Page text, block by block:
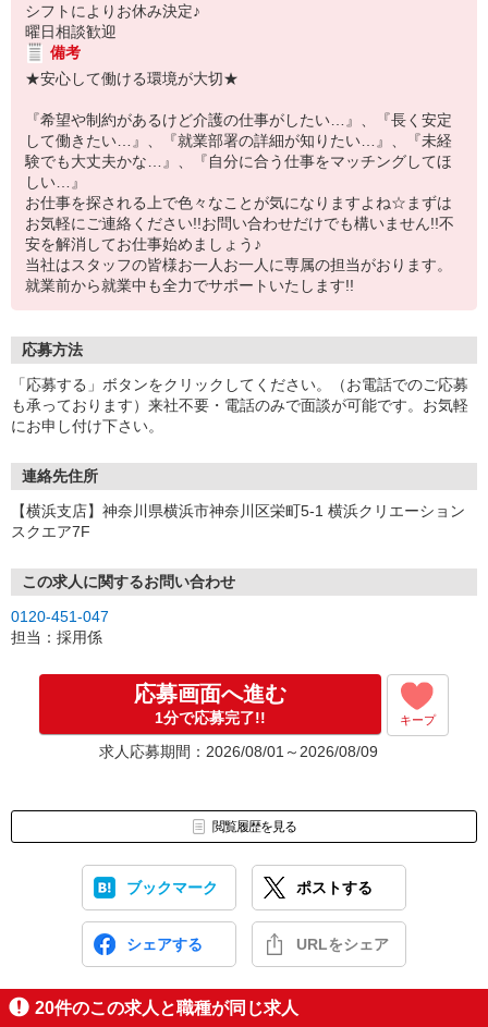
シフトによりお休み決定♪
曜日相談歓迎
備考
★安心して働ける環境が大切★
『希望や制約があるけど介護の仕事がしたい…』、『長く安定
して働きたい…』、『就業部署の詳細が知りたい…』、『未経
験でも大丈夫かな…』、『自分に合う仕事をマッチングしてほ
しい…』
お仕事を探される上で色々なことが気になりますよね☆まずは
お気軽にご連絡ください!!お問い合わせだけでも構いません!!不
安を解消してお仕事始めましょう♪
当社はスタッフの皆様お一人お一人に専属の担当がおります。
就業前から就業中も全力でサポートいたします!!
応募方法
「応募する」ボタンをクリックしてください。（お電話でのご応募
も承っております）来社不要・電話のみで面談が可能です。お気軽
にお申し付け下さい。
連絡先住所
【横浜支店】神奈川県横浜市神奈川区栄町5-1 横浜クリエーション
スクエア7F
この求人に関するお問い合わせ
0120-451-047
担当：採用係
応募画面へ進む
1分で応募完了!! キープ
求人応募期間：2026/08/01～2026/08/09
閲覧履歴を見る
ブックマーク ポストする
シェアする URLをシェア
20件のこの求人と職種が同じ求人